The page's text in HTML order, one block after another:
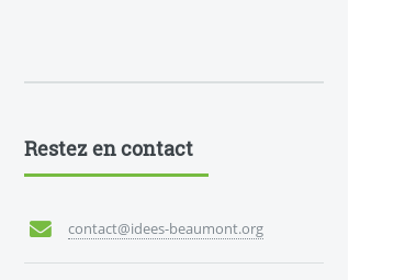
Restez en contact
contact@idees-beaumont.org